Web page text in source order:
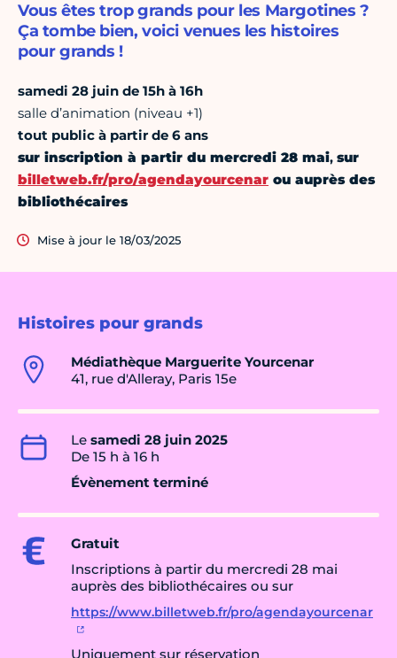
Histoires pour grands
Médiathèque Marguerite Yourcenar
41, rue d'Alleray, Paris 15e
Le samedi 28 juin 2025
De 15 h à 16 h
Évènement terminé
Gratuit
Inscriptions à partir du mercredi 28 mai
auprès des bibliothécaires ou sur
https://www.billetweb.fr/pro/agendayourcenar
Uniquement sur réservation
Vous êtes trop grands pour les Margotines ?
Ça tombe bien, voici venues les histoires
pour grands !
samedi 28 juin de 15h à 16h
salle d’animation (niveau +1)
tout public à partir de 6 ans
sur inscription à partir du mercredi 28 mai, sur
billetweb.fr/pro/agendayourcenar ou auprès des
bibliothécaires
Mise à jour le 18/03/2025